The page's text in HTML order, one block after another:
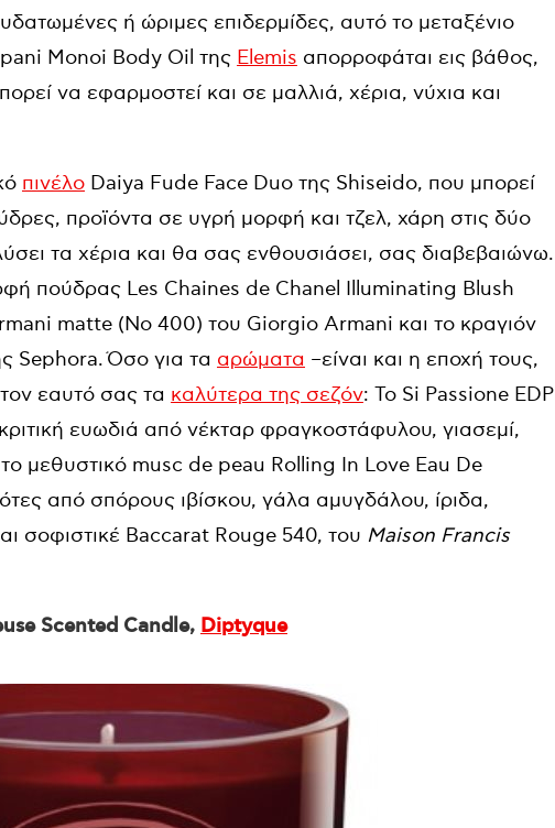
ή ώριμες επιδερμίδες, αυτό το μεταξένιο
Μonoi Body Oil της Elemis απορροφάται εις βάθος,
να εφαρμοστεί και σε μαλλιά, χέρια, νύχια και
πινέλο Daiya Fude Face Duo της Shiseido, που μπορεί
προϊόντα σε υγρή μορφή και τζελ, χάρη στις δύο
τα χέρια και θα σας ενθουσιάσει, σας διαβεβαιώνω.
πούδρας Les Chaines de Chanel Illuminating Blush
matte (No 400) του Giorgio Armani και το κραγιόν
Sephora. Όσο για τα αρώματα –είναι και η εποχή τους,
εαυτό σας τα καλύτερα της σεζόν: Το Si Passione EDP
ευωδιά από νέκταρ φραγκοστάφυλου, γιασεμί,
το μεθυστικό musc de peau Rolling In Love Eau De
από σπόρους ιβίσκου, γάλα αμυγδάλου, ίριδα,
σοφιστικέ Baccarat Rouge 540, του Maison Francis
Scented Candle, Diptyque